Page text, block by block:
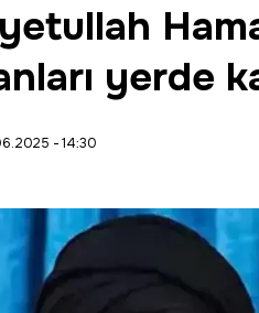
yerde
- 14:30